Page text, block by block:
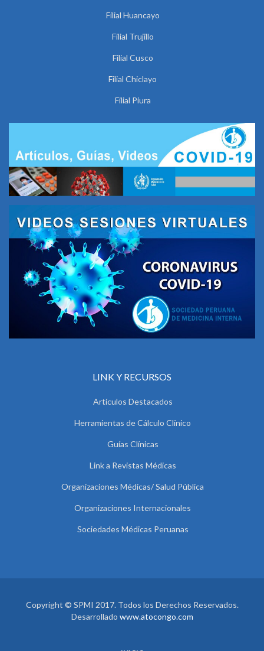
Filial Huancayo
Filial Trujillo
Filial Cusco
Filial Chiclayo
Filial Piura
LINK Y RECURSOS
Artículos Destacados
Herramientas de Cálculo Clínico
Guías Clínicas
Link a Revistas Médicas
Organizaciones Médicas/ Salud Pública
Organizaciones Internacionales
Sociedades Médicas Peruanas
Copyright © SPMI 2017. Todos los Derechos Reservados.
Desarrollado www.atocongo.com